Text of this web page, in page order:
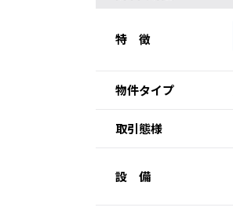
特 徴
物件タイプ
取引態様
設 備